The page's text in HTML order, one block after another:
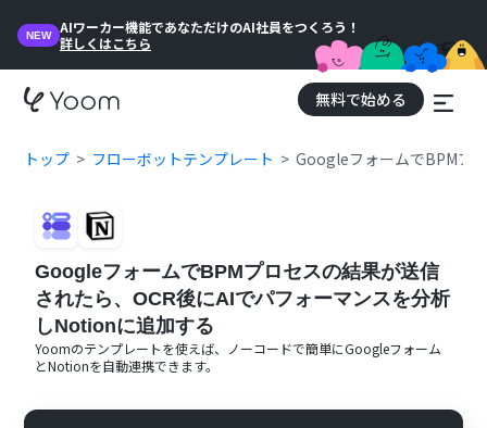
NEW
AIワーカー機能であなただけのAI社員をつくろう！
詳しくはこちら
無料で始める
トップ フローボットテンプレート GoogleフォームでBPMプ
GoogleフォームでBPMプロセスの結果が送信
されたら、OCR後にAIでパフォーマンスを分析
しNotionに追加する
Yoomのテンプレートを使えば、ノーコードで簡単にGoogleフォーム
とNotionを自動連携できます。